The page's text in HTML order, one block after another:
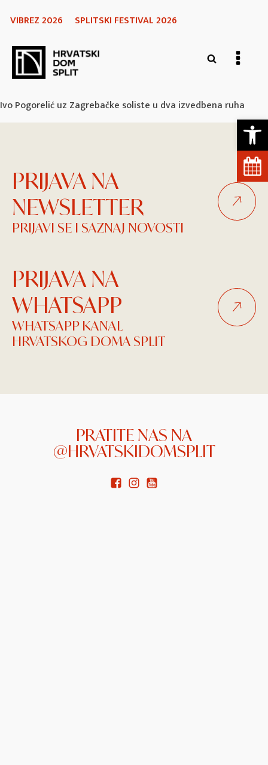
VIBREZ 2026 SPLITSKI FESTIVAL 2026
Ivo Pogorelić uz Zagrebačke soliste u dva izvedbena ruha
PRIJAVA NA
NEWSLETTER
PRIJAVI SE I SAZNAJ NOVOSTI
PRIJAVA NA
WHATSAPP
WHATSAPP KANAL
HRVATSKOG DOMA SPLIT
PRATITE NAS NA
@HRVATSKIDOMSPLIT